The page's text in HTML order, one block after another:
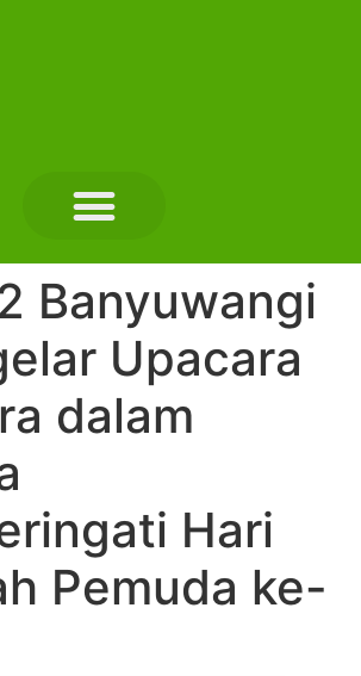
Banyuwangi
Upacara
dalam
Hari
Pemuda ke-